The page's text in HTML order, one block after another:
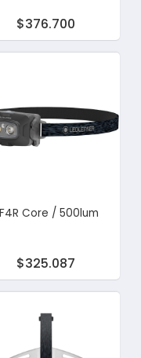
$376.700
Core / 500lum
$325.087